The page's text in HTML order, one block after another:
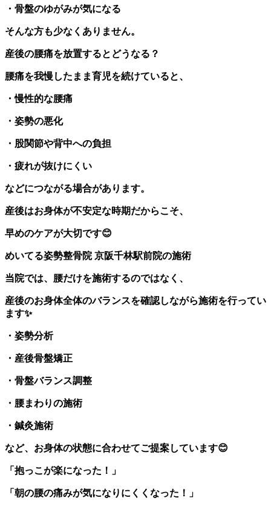
・骨盤のゆがみが気になる
そんな方も少なくありません。
産後の腰痛を放置するとどうなる？
腰痛を我慢したまま育児を続けていると、
・慢性的な腰痛
・姿勢の悪化
・股関節や背中への負担
・疲れが抜けにくい
などにつながる場合があります。
産後はお身体が不安定な時期だからこそ、
早めのケアが大切です😊
めいてる姿勢整骨院 京阪千林駅前院の施術
当院では、腰だけを施術するのではなく、
産後のお身体全体のバランスを確認しながら施術を行ってい
ます✨
・姿勢分析
・産後骨盤矯正
・骨盤バランス調整
・腰まわりの施術
・鍼灸施術
など、お身体の状態に合わせてご提案しています😊
「抱っこが楽になった！」
「朝の腰の痛みが気になりにくくなった！」